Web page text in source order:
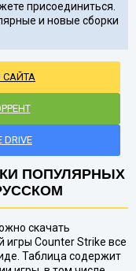
присоединиться.
и новые сборки
САЙТА
ПОПУЛЯРНЫХ
скачать
игры Counter Strike все
Таблица содержит